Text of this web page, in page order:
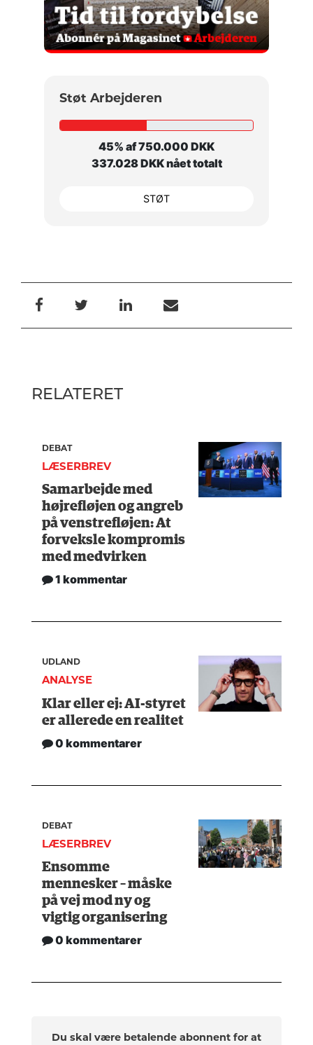
Støt Arbejderen
45% af 750.000 DKK
337.028 DKK nået totalt
STØT
RELATERET
DEBAT
LÆSERBREV
Samarbejde med
højrefløjen og angreb
på venstrefløjen: At
forveksle kompromis
med medvirken
1 kommentar
UDLAND
ANALYSE
Klar eller ej: AI-styret
er allerede en realitet
0 kommentarer
DEBAT
LÆSERBREV
Ensomme
mennesker – måske
på vej mod ny og
vigtig organisering
0 kommentarer
Du skal være betalende abonnent for at